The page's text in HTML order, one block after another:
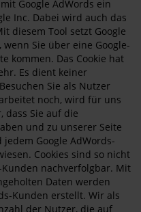
Google AdWords ein
Inc. Dabei wird auch das
diesem Tool setzt Google
wenn Sie über eine Google-
kommen. Das Cookie hat
Es dient keiner
Sie als Nutzer
noch, wird für uns
dass Sie auf die
und zu unserer Seite
Google AdWords-
Cookies sind so nicht
nachverfolgbar. Mit
Daten werden
Kunden erstellt. Wir als
der Nutzer, die auf